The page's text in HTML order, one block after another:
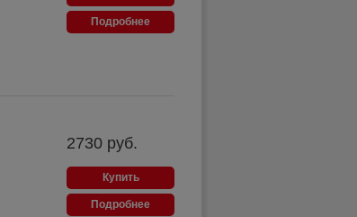
Подробнее
2730 руб.
Купить
Подробнее